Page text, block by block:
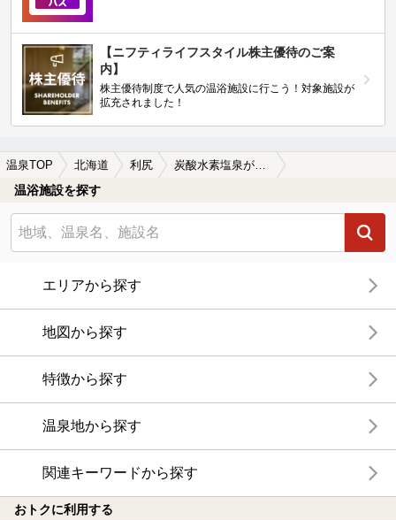
【ニフティライフスタイル株主優待のご案
内】
株主優待制度で人気の温浴施設に行こう！対象施設が
拡充されました！
温泉TOP 北海道 利尻 炭酸水素塩泉が楽しめる利尻の温泉、日帰り温泉、スーパー銭湯おすすめ
温浴施設を探す
エリアから探す
地図から探す
特徴から探す
温泉地から探す
関連キーワードから探す
おトクに利用する